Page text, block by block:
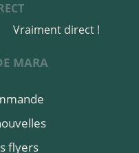
Vraiment direct !
MARA
flyers